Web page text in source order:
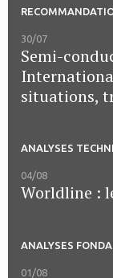
30/07
Semi-
situations,
ANALYSES
04/08
Worldline :
ANALYSES
01/08